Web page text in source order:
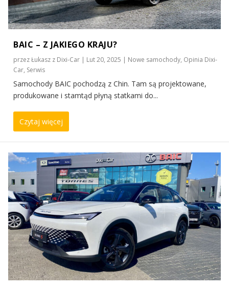
BAIC – Z JAKIEGO KRAJU?
przezŁukasz z Dixi-Car | Lut 20, 2025 | Nowe samochody, Opinia Dixi-
Car, Serwis
Samochody BAIC pochodzą z Chin. Tam są projektowane,
produkowane i stamtąd płyną statkami do...
Czytaj więcej